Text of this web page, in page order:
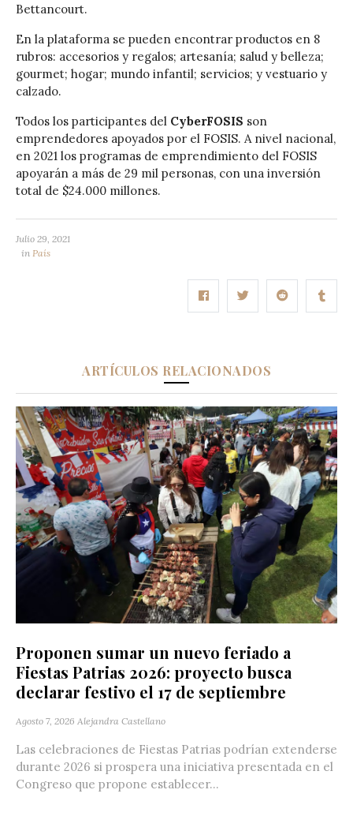
Bettancourt.
En la plataforma se pueden encontrar productos en 8
rubros: accesorios y regalos; artesanía; salud y belleza;
gourmet; hogar; mundo infantil; servicios; y vestuario y
calzado.
Todos los participantes del CyberFOSIS son
emprendedores apoyados por el FOSIS. A nivel nacional,
en 2021 los programas de emprendimiento del FOSIS
apoyarán a más de 29 mil personas, con una inversión
total de $24.000 millones.
Julio 29, 2021
in País
ARTÍCULOS RELACIONADOS
Proponen sumar un nuevo feriado a
Fiestas Patrias 2026: proyecto busca
declarar festivo el 17 de septiembre
Agosto 7, 2026 Alejandra Castellano
Las celebraciones de Fiestas Patrias podrían extenderse
durante 2026 si prospera una iniciativa presentada en el
Congreso que propone establecer...